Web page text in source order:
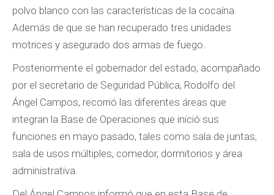
polvo blanco con las características de la cocaína.
Además de que se han recuperado tres unidades
motrices y asegurado dos armas de fuego.
Posteriormente el gobernador del estado, acompañado
por el secretario de Seguridad Pública, Rodolfo del
Ángel Campos, recorrió las diferentes áreas que
integran la Base de Operaciones que inició sus
funciones en mayo pasado, tales como sala de juntas,
sala de usos múltiples, comedor, dormitorios y área
administrativa.